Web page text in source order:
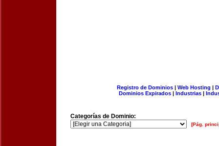
Registro de Dominios| Web Hosting |
Dominios Expirados | Industrias |
Categorías de Dominio:
[Pág.